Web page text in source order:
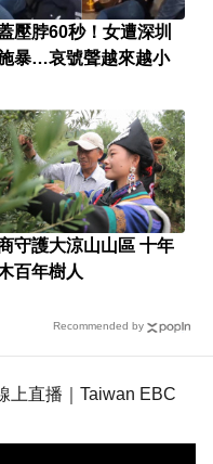
壓脖60秒！女遭深圳
暴…哀號聲越來越小
守護大涼山山區 十年
百年樹人
Recommended by
上直播｜Taiwan EBC